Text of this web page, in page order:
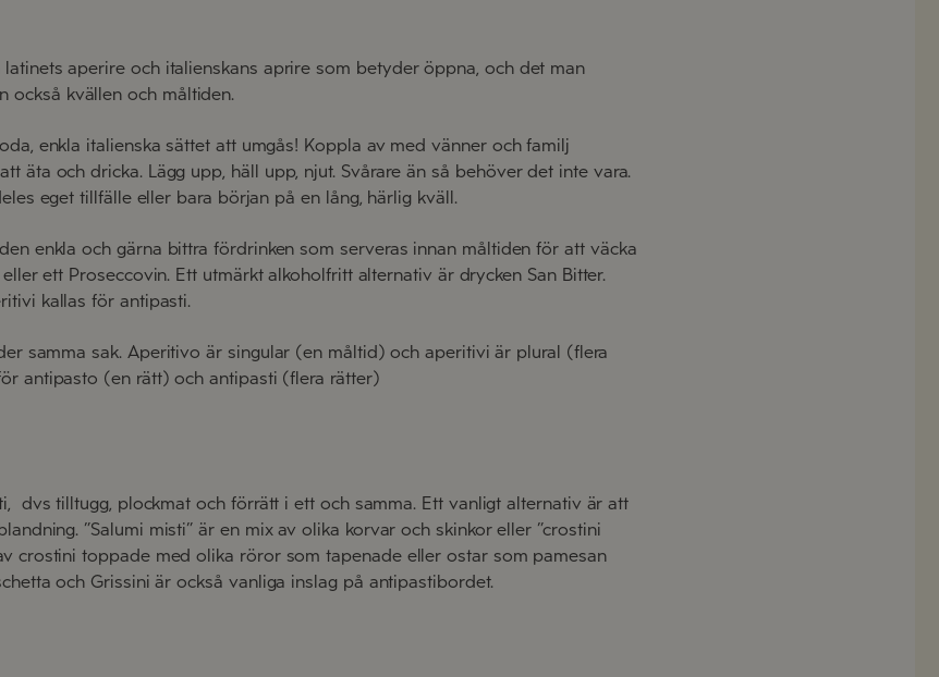
latinetsaperireoch italienskans aprire som betyder öppna, och det man
också kvällen och måltiden.
enkla italienska sättet att umgås! Koppla av med vänner och familj
äta och dricka. Lägg upp, häll upp, njut. Svårare än så behöver det inte vara.
eget tillfälle eller bara början på en lång, härlig kväll.
enkla och gärna bittra fördrinken som serveras innan måltiden för att väcka
ett Proseccovin. Ett utmärkt alkoholfritt alternativ är drycken San Bitter.
kallas för antipasti.
samma sak. Aperitivo är singular (en måltid) och aperitivi är plural (flera
antipasto (en rätt) och antipasti (flera rätter)
dvs tilltugg, plockmat och förrätt i ett och samma. Ett vanligt alternativ är att
”Salumi misti” är en mix av olika korvar och skinkor eller ”crostini
crostini toppade med olika röror som tapenade eller ostar som pamesan
och Grissini är också vanliga inslag på antipastibordet.